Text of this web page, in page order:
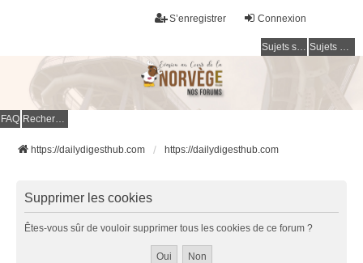
Connexion
S’enregistrer
Sujets sans réponse Sujets actifs
FAQ Rechercher
https://dailydigesthub.com https://dailydigesthub.com
Supprimer les cookies
Êtes-vous sûr de vouloir supprimer tous les cookies de ce forum ?